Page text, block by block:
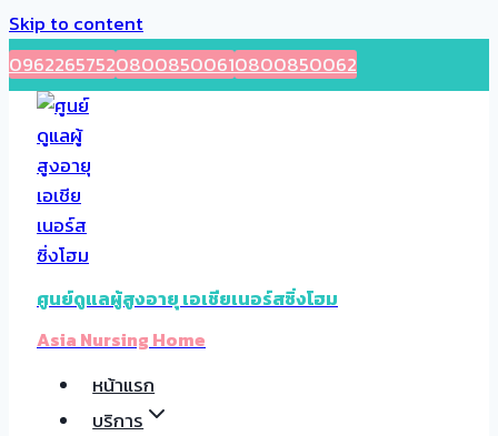
Skip to content
096226575208008500610800850062
ศูนย์ดูแลผู้สูงอายุ เอเชียเนอร์สซิ่งโฮม
Asia Nursing Home
หน้าแรก
บริการ